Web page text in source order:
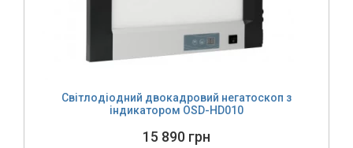
Світлодіодний двокадровий негатоскоп з
індикатором OSD-HD010
15 890 грн